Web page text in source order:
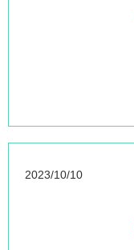
2023/10/10